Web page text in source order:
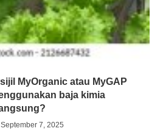
MyOrganic atau MyGAP
baja kimia
September 7, 2025